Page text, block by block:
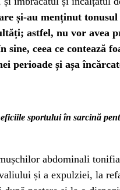
și-au menținut tonusul
astfel, nu vor avea
sine, ceea ce contează
perioade și așa
sportului în sarcină
abdominali
și a expulziei, la